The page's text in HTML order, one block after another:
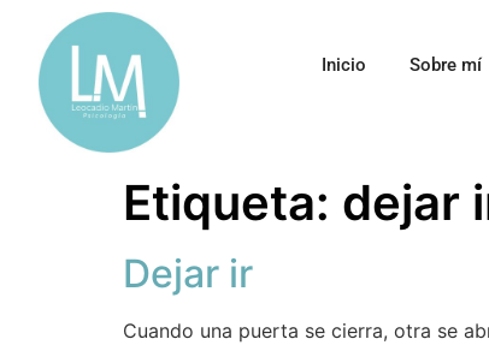
Inicio Sobre mí
Etiqueta: dejar
Dejar ir
Cuando una puerta se cierra, otra se